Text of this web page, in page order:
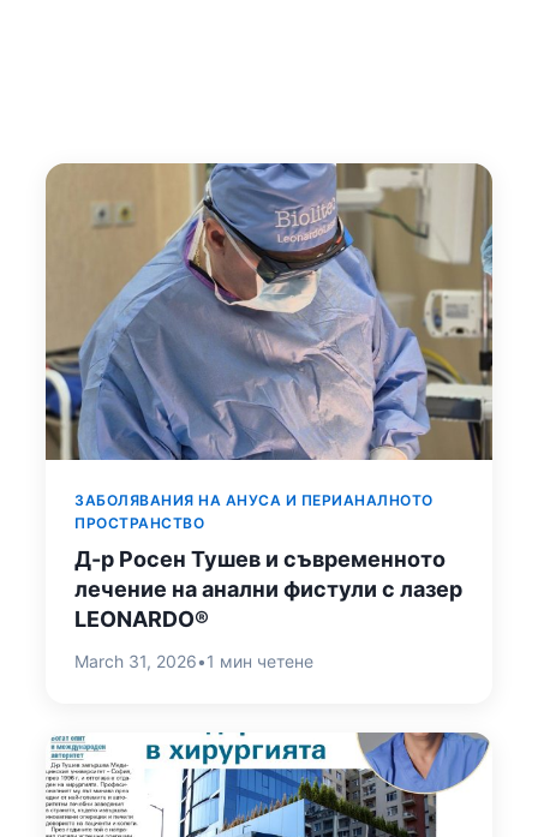
ЗАБОЛЯВАНИЯ НА АНУСА И ПЕРИАНАЛНОТО
ПРОСТРАНСТВО
Д-р Росен Тушев и съвременното
лечение на анални фистули с лазер
LEONARDO®
March 31, 2026•1 мин четене